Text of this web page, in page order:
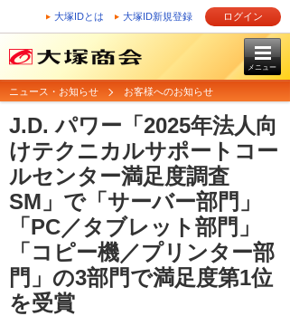
大塚IDとは 大塚ID新規登録 ログイン
メニュー
ニュース・お知らせ お客様へのお知らせ
J.D. パワー「2025年法人向
けテクニカルサポートコー
ルセンター満足度調査
SM」で「サーバー部門」
「PC／タブレット部門」
「コピー機／プリンター部
門」の3部門で満足度第1位
を受賞